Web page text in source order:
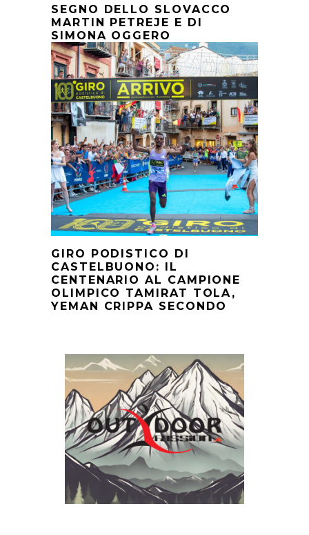
SEGNO DELLO SLOVACCO
MARTIN PETREJE E DI
SIMONA OGGERO
GIRO PODISTICO DI
CASTELBUONO: IL
CENTENARIO AL CAMPIONE
OLIMPICO TAMIRAT TOLA,
YEMAN CRIPPA SECONDO